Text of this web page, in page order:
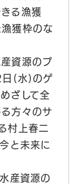
る漁獲
獲枠のな
資源のプ
日(水)のゲ
ざして全
方々のサ
村上春二
と未来に
産資源の